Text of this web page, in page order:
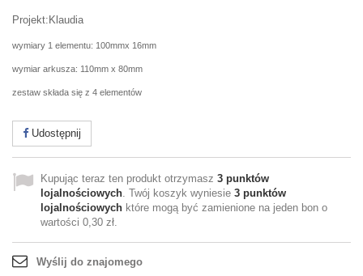
Projekt:Klaudia
wymiary 1 elementu: 100mmx 16mm
wymiar arkusza: 110mm x 80mm
zestaw składa się z 4 elementów
Udostępnij
Kupując teraz ten produkt otrzymasz 3 punktów
lojalnościowych. Twój koszyk wyniesie 3 punktów
lojalnościowych które mogą być zamienione na jeden bon o
wartości 0,30 zł.
Wyślij do znajomego